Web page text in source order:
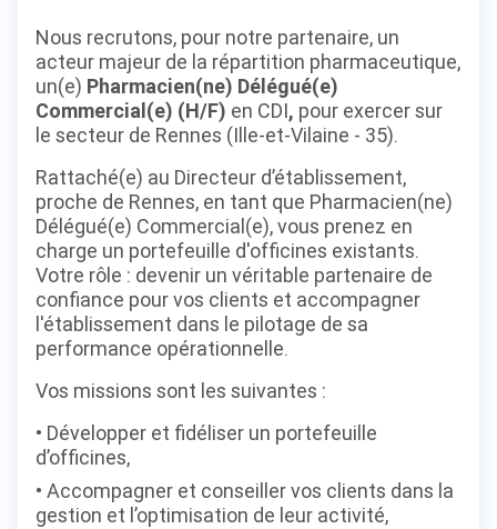
Nous recrutons, pour notre partenaire, un
acteur majeur de la répartition pharmaceutique,
un(e) Pharmacien(ne) Délégué(e)
Commercial(e) (H/F) en CDI, pour exercer sur
le secteur de Rennes (Ille-et-Vilaine - 35).
Rattaché(e) au Directeur d’établissement,
proche de Rennes, en tant que Pharmacien(ne)
Délégué(e) Commercial(e), vous prenez en
charge un portefeuille d'officines existants.
Votre rôle : devenir un véritable partenaire de
confiance pour vos clients et accompagner
l'établissement dans le pilotage de sa
performance opérationnelle.
Vos missions sont les suivantes :
Développer et fidéliser un portefeuille
d’officines,
Accompagner et conseiller vos clients dans la
gestion et l’optimisation de leur activité,